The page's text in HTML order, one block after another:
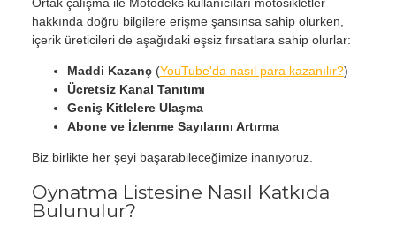
Ortak çalışma ile Motodeks kullanıcıları motosikletler
hakkında doğru bilgilere erişme şansınsa sahip olurken,
içerik üreticileri de aşağıdaki eşsiz fırsatlara sahip olurlar:
Maddi Kazanç(YouTube'da nasıl para kazanılır?)
Ücretsiz Kanal Tanıtımı
Geniş Kitlelere Ulaşma
Abone ve İzlenme Sayılarını Artırma
Biz birlikte her şeyi başarabileceğimize inanıyoruz.
Oynatma Listesine Nasıl Katkıda
Bulunulur?